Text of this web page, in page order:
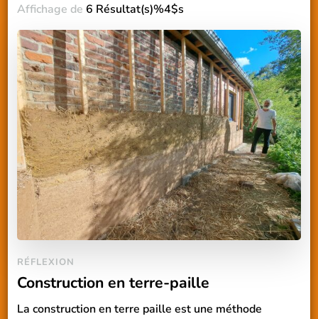
Affichage de 6 Résultat(s)%4$s
RÉFLEXION
Construction en terre-paille
La construction en terre paille est une méthode